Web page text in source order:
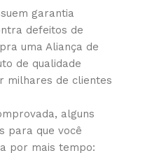
garantia
defeitos de
uma Aliança de
de qualidade
milhares de clientes
alguns
para que você
por mais tempo: